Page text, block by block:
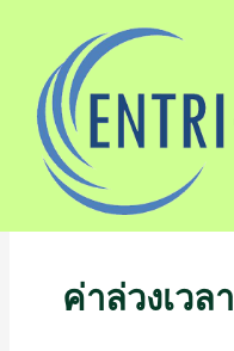
content
ค่าล่วงเวลา